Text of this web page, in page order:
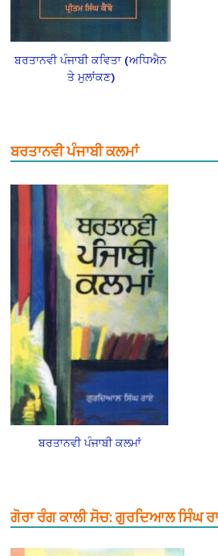
ਬਰਤਾਨਵੀ ਪੰਜਾਬੀ ਕਵਿਤਾ (ਅਧਿਐਨ
ਤੇ ਮੁਲਾਂਕਣ)
ਬਰਤਾਨਵੀ ਪੰਜਾਬੀ ਕਲਮਾਂ
ਬਰਤਾਨਵੀ ਪੰਜਾਬੀ ਕਲਮਾਂ
ਗੋਰਾ ਰੰਗ ਕਾਲੀ ਸੋਚ: ਗੁਰਦਿਆਲ ਸਿੰਘ